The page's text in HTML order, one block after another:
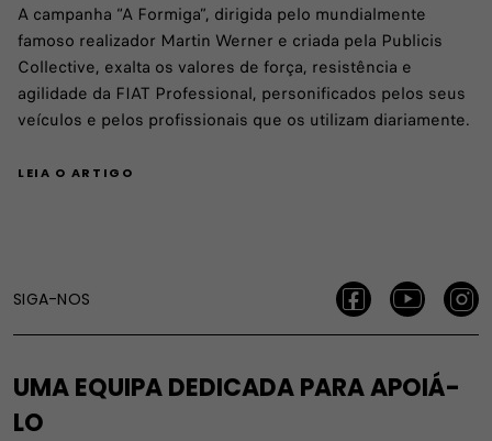
A campanha “A Formiga”, dirigida pelo mundialmente
famoso realizador Martin Werner e criada pela Publicis
Collective, exalta os valores de força, resistência e
agilidade da FIAT Professional, personificados pelos seus
veículos e pelos profissionais que os utilizam diariamente.
LEIA O ARTIGO
SIGA-NOS
UMA EQUIPA DEDICADA PARA APOIÁ-
LO